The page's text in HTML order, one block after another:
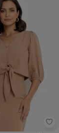
em